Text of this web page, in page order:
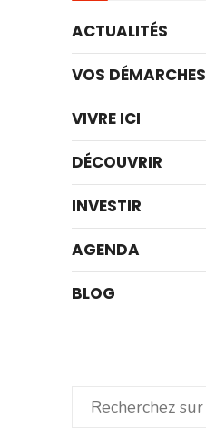
ACTUALITÉS
VOS DÉMARCHES
VIVRE ICI
DÉCOUVRIR
INVESTIR
AGENDA
BLOG
Rechercher